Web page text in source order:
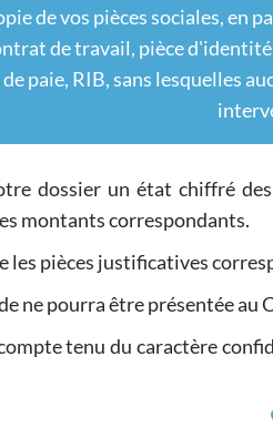
de vos pièces sociales, en
de travail, pièce
de paie, RIB, sans lesquelles
dossier un état chiffré
montants correspondants.
les pièces justificatives
ne pourra être présentée au
tenu du caractère